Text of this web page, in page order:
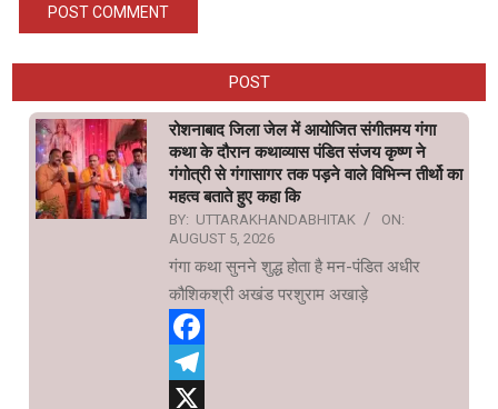
POST
रोशनाबाद जिला जेल में आयोजित संगीतमय गंगा
कथा के दौरान कथाव्यास पंडित संजय कृष्ण ने
गंगोत्री से गंगासागर तक पड़ने वाले विभिन्न तीर्थो का
महत्व बताते हुए कहा कि
BY: UTTARAKHANDABHITAK
ON:
AUGUST 5, 2026
गंगा कथा सुनने शुद्ध होता है मन-पंडित अधीर
कौशिकश्री अखंड परशुराम अखाड़े
Facebook
Telegram